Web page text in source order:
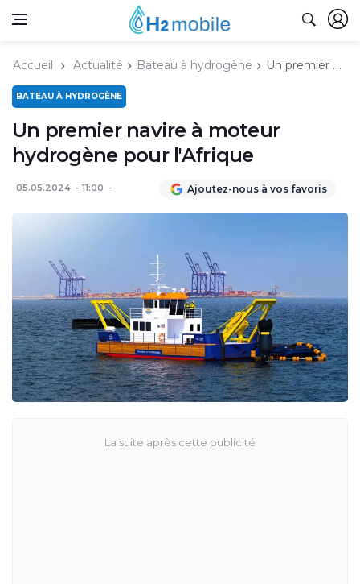
Accueil Actualité Bateau à hydrogène Un premier navire à moteur hydrogène pour l'Afrique
BATEAU À HYDROGÈNE
Un premier navire à moteur
hydrogène pour l'Afrique
05.05.2024 11:00 Ajoutez-nous à vos favoris